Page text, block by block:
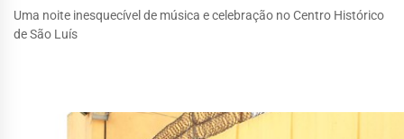
Uma noite inesquecível de música e celebração no Centro Histórico
de São Luís